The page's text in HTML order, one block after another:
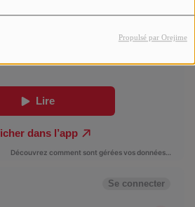
Propulsé par Orejime